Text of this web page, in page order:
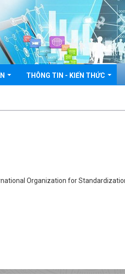
THÔNG TIN - KIẾN THỨC
Organization for